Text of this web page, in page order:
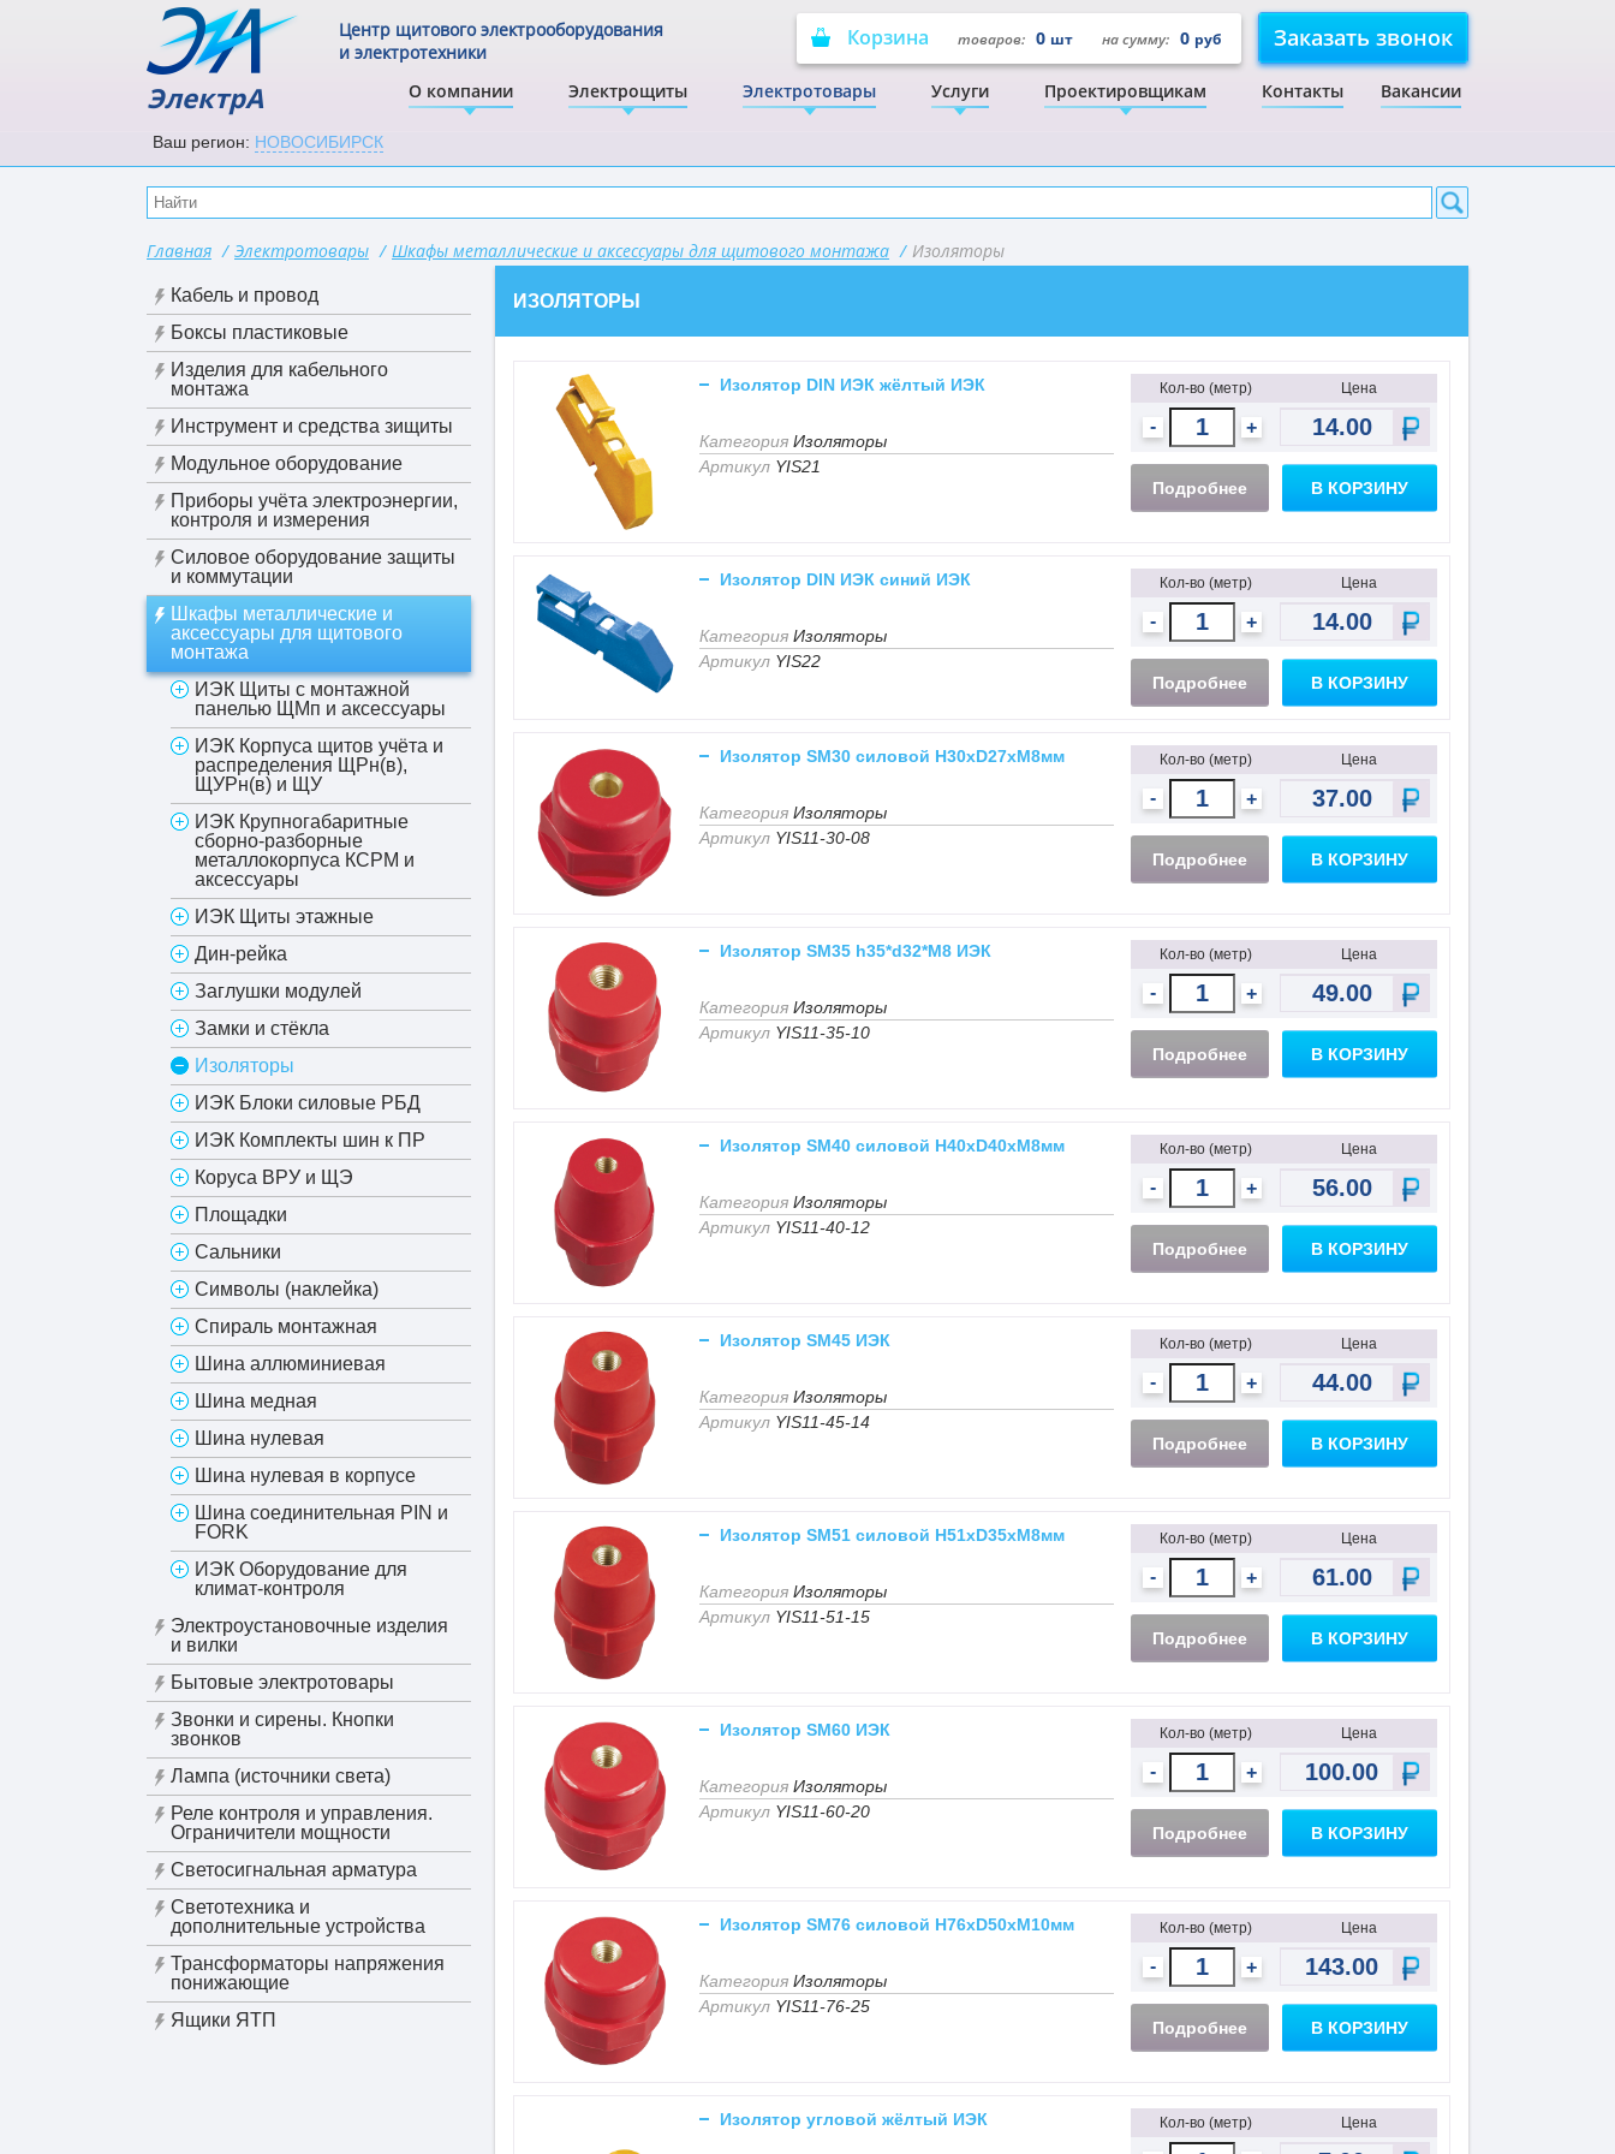
ЭлектрА
Корзина товаров: 0 шт на сумму: 0 руб Заказать звонок
О компании Электрощиты Электротовары Услуги Проектировщикам Контакты Вакансии
Центр щитового электрооборудования
и электротехники
Ваш регион: НОВОСИБИРСК
Главная / Электротовары / Шкафы металлические и аксессуары для щитового монтажа / Изоляторы
Кабель и провод
Боксы пластиковые
Изделия для кабельного
монтажа
Инструмент и средства зищиты
Модульное оборудование
Приборы учёта электроэнергии,
контроля и измерения
Силовое оборудование защиты
и коммутации
Шкафы металлические и
аксессуары для щитового
монтажа
ИЭК Щиты с монтажной
панелью ЩМп и аксессуары
ИЭК Корпуса щитов учёта и
распределения ЩРн(в),
ЩУРн(в) и ЩУ
ИЭК Крупногабаритные
сборно-разборные
металлокорпуса КСРМ и
аксессуары
ИЭК Щиты этажные
Дин-рейка
Заглушки модулей
Замки и стёкла
Изоляторы
ИЭК Блоки силовые РБД
ИЭК Комплекты шин к ПР
Коруса ВРУ и ЩЭ
Площадки
Сальники
Символы (наклейка)
Спираль монтажная
Шина аллюминиевая
Шина медная
Шина нулевая
Шина нулевая в корпусе
Шина соединительная PIN и
FORK
ИЭК Оборудование для
климат-контроля
Электроустановочные изделия
и вилки
Бытовые электротовары
Звонки и сирены. Кнопки
звонков
Лампа (источники света)
Реле контроля и управления.
Ограничители мощности
Светосигнальная арматура
Светотехника и
дополнительные устройства
Трансформаторы напряжения
понижающие
Ящики ЯТП
ИЗОЛЯТОРЫ
Изолятор DIN ИЭК жёлтый ИЭК
Категория Изоляторы
Артикул YIS21
Кол-во (метр) Цена
- +
Подробнее В КОРЗИНУ
Изолятор DIN ИЭК синий ИЭК
Категория Изоляторы
Артикул YIS22
Кол-во (метр) Цена
- +
Подробнее В КОРЗИНУ
Изолятор SM30 силовой Н30хD27хМ8мм
Категория Изоляторы
Артикул YIS11-30-08
Кол-во (метр) Цена
- +
Подробнее В КОРЗИНУ
Изолятор SM35 h35*d32*M8 ИЭК
Категория Изоляторы
Артикул YIS11-35-10
Кол-во (метр) Цена
- +
Подробнее В КОРЗИНУ
Изолятор SM40 силовой H40xD40xM8мм
Категория Изоляторы
Артикул YIS11-40-12
Кол-во (метр) Цена
- +
Подробнее В КОРЗИНУ
Изолятор SM45 ИЭК
Категория Изоляторы
Артикул YIS11-45-14
Кол-во (метр) Цена
- +
Подробнее В КОРЗИНУ
Изолятор SM51 силовой H51xD35xM8мм
Категория Изоляторы
Артикул YIS11-51-15
Кол-во (метр) Цена
- +
Подробнее В КОРЗИНУ
Изолятор SM60 ИЭК
Категория Изоляторы
Артикул YIS11-60-20
Кол-во (метр) Цена
- +
Подробнее В КОРЗИНУ
Изолятор SM76 силовой H76xD50xM10мм
Категория Изоляторы
Артикул YIS11-76-25
Кол-во (метр) Цена
- +
Подробнее В КОРЗИНУ
Изолятор угловой жёлтый ИЭК Кол-во (метр) Цена